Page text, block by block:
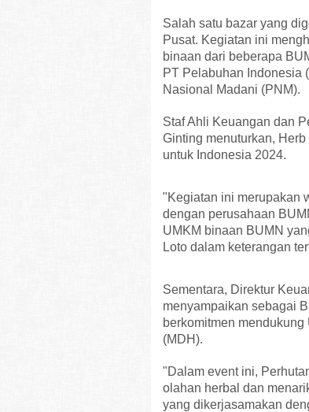
Salah satu bazar yang
Pusat. Kegiatan ini
binaan dari beberapa
PT Pelabuhan Indonesia
Nasional Madani (PNM).
Staf Ahli Keuangan dan
Ginting menuturkan,
untuk Indonesia 2024.
"Kegiatan ini merupakan
dengan perusahaan
UMKM binaan BUMN
Loto dalam keterangan
Sementara, Direktur
menyampaikan sebagai
berkomitmen
(MDH).
"Dalam event ini,
olahan herbal dan
yang dikerjasamakan